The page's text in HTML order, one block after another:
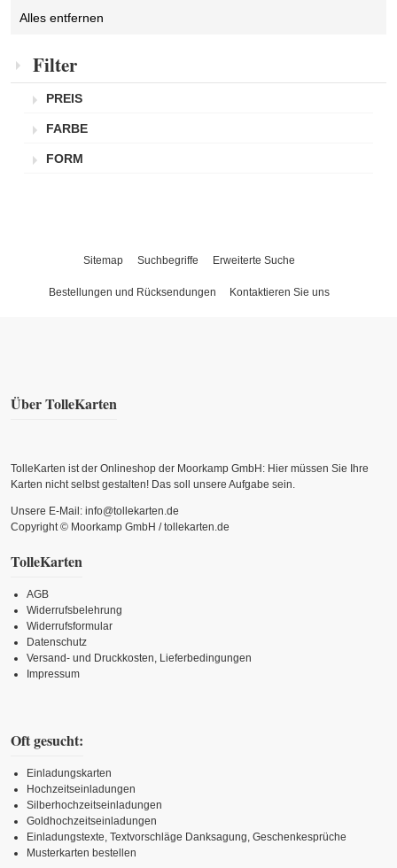
entfernen
Alles entfernen
Filter
PREIS
FARBE
FORM
Sitemap Suchbegriffe Erweiterte Suche
Bestellungen und Rücksendungen Kontaktieren Sie uns
Über TolleKarten
TolleKarten ist der Onlineshop der Moorkamp GmbH: Hier müssen Sie Ihre
Karten nicht selbst gestalten! Das soll unsere Aufgabe sein.
Unsere E-Mail: info@tollekarten.de
Copyright © Moorkamp GmbH / tollekarten.de
TolleKarten
AGB
Widerrufsbelehrung
Widerrufsformular
Datenschutz
Versand- und Druckkosten, Lieferbedingungen
Impressum
Oft gesucht:
Einladungskarten
Hochzeitseinladungen
Silberhochzeitseinladungen
Goldhochzeitseinladungen
Einladungstexte, Textvorschläge Danksagung, Geschenkesprüche
Musterkarten bestellen